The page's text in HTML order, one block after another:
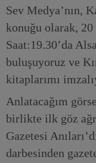
Sev Medya’nın,
konuğu olarak, 20
Saat:19.30’da
buluşuyoruz ve
kitaplarımı
Anlatacağım
birlikte ilk göz
Gazetesi
darbesinden